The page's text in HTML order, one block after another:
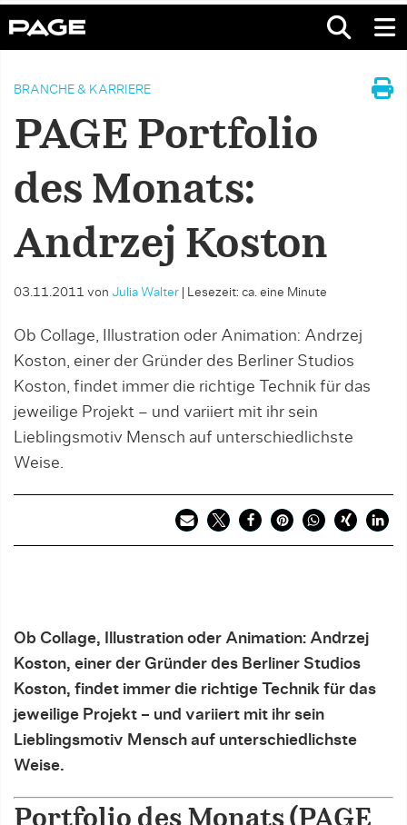
BRANCHE & KARRIERE
PAGE Portfolio
des Monats:
Andrzej Koston
03.11.2011 von Julia Walter Lesezeit: ca. eine Minute
Ob Collage, Illustration oder Animation: Andrzej
Koston, einer der Gründer des Berliner Studios
Koston, findet immer die richtige Technik für das
jeweilige Projekt – und variiert mit ihr sein
Lieblingsmotiv Mensch auf unterschiedlichste
Weise.
Ob Collage, Illustration oder Animation: Andrzej
Koston, einer der Gründer des Berliner Studios
Koston, findet immer die richtige Technik für das
jeweilige Projekt – und variiert mit ihr sein
Lieblingsmotiv Mensch auf unterschiedlichste
Weise.
Portfolio des Monats (PAGE